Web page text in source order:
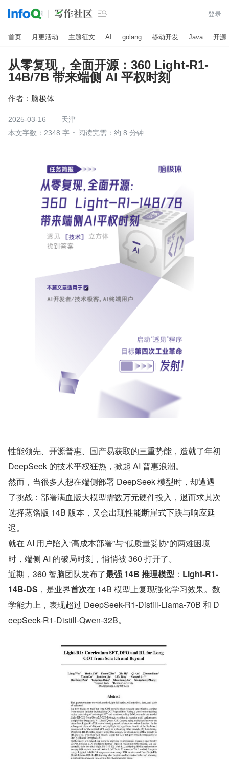
 登录
首页 月更活动 主题征文 AI golang 移动开发 Java 开源
从零复现，全面开源：360 Light-R1-
14B/7B 带来端侧 AI 平权时刻
作者： 脑极体
2025-03-16
天津
本文字数：2348 字
阅读完需：约 8 分钟
性能领先、开源普惠、国产易获取的三重势能，造就了年初
DeepSeek 的技术平权狂热，掀起 AI 普惠浪潮。
然而，当很多人想在端侧部署 DeepSeek 模型时，却遭遇
了挑战：部署满血版大模型需数万元硬件投入，退而求其次
选择蒸馏版 14B 版本，又会出现性能断崖式下跌与响应延
迟。
就在 AI 用户陷入“高成本部署”与“低质量妥协”的两难困境
时，端侧 AI 的破局时刻，悄悄被 360 打开了。
近期，360 智脑团队发布了最强 14B 推理模型 ： Light-R1-
14B-DS ，是业界首次在 14B 模型上复现强化学习效果。数
学能力上，表现超过 DeepSeek-R1-Distill-Llama-70B 和 D
eepSeek-R1-Distill-Qwen-32B。